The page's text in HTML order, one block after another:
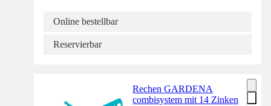
Online bestellbar
Reservierbar
Rechen GARDENA
combisystem mit 14 Zinken